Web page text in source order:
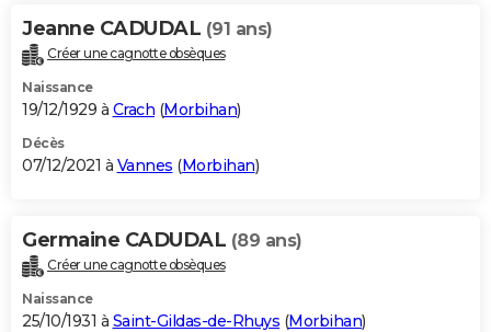
Jeanne CADUDAL (91 ans)
Créer une cagnotte obsèques
Naissance
19/12/1929 à Crach (Morbihan)
Décès
07/12/2021 à Vannes (Morbihan)
Germaine CADUDAL (89 ans)
Créer une cagnotte obsèques
Naissance
25/10/1931 à Saint-Gildas-de-Rhuys (Morbihan)